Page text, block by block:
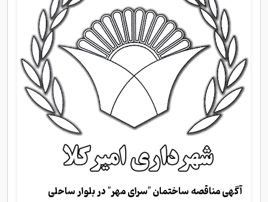
آگهی مناقصه ساختمان "سرای مهر" در بلوار ساحلی